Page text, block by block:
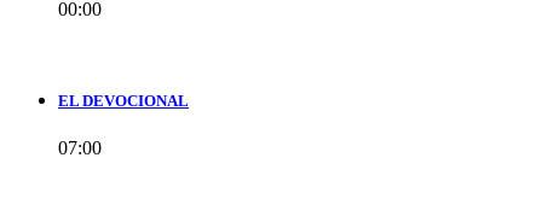
00:00
EL DEVOCIONAL
07:00